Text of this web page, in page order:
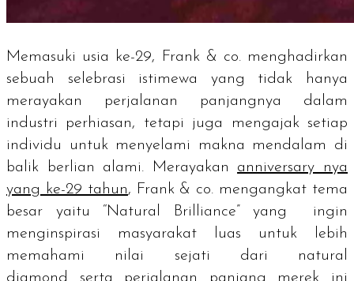
Memasuki usia ke-29, Frank & co. menghadirkan
sebuah selebrasi istimewa yang tidak hanya
merayakan perjalanan panjangnya dalam
industri perhiasan, tetapi juga mengajak setiap
individu untuk menyelami makna mendalam di
balik berlian alami. Merayakan anniversary nya
yang ke-29 tahun, Frank & co. mengangkat tema
besar yaitu “Natural Brilliance” yang ingin
menginspirasi masyarakat luas untuk lebih
memahami nilai sejati dari natural
diamond serta perjalanan panjang merek ini